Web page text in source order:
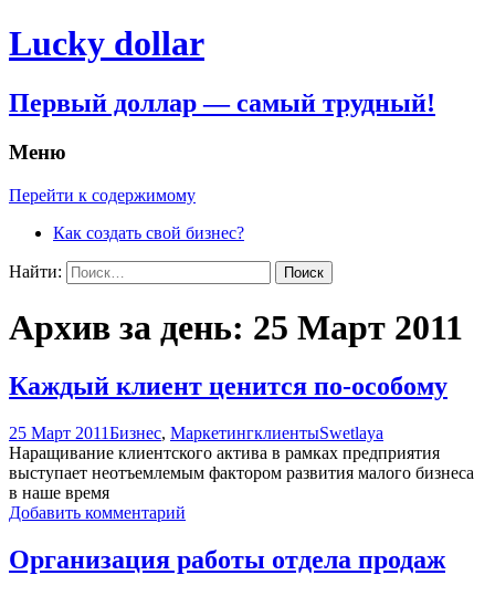
Lucky dollar
Первый доллар — самый трудный!
Меню
Перейти к содержимому
Как создать свой бизнес?
Найти:
Архив за день: 25 Март 2011
Каждый клиент ценится по-особому
25 Март 2011Бизнес, МаркетингклиентыSwetlaya
Наращивание клиентского актива в рамках предприятия
выступает неотъемлемым фактором развития малого бизнеса
в наше время
Добавить комментарий
Организация работы отдела продаж